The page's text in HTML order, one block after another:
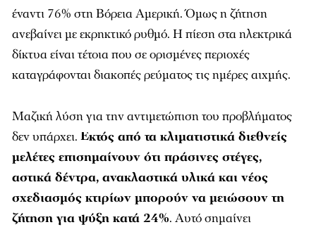
έναντι 76% στη Βόρεια Αμερική. Όμως η ζήτηση
ανεβαίνει με εκρηκτικό ρυθμό. Η πίεση στα ηλεκτρικά
δίκτυα είναι τέτοια που σε ορισμένες περιοχές
καταγράφονται διακοπές ρεύματος τις ημέρες αιχμής.
Μαζική λύση για την αντιμετώπιση του προβλήματος
δεν υπάρχει. Εκτός από τα κλιματιστικά διεθνείς
μελέτες επισημαίνουν ότι πράσινες στέγες,
αστικά δέντρα, ανακλαστικά υλικά και νέος
σχεδιασμός κτιρίων μπορούν να μειώσουν τη
ζήτηση για ψύξη κατά 24%. Αυτό σημαίνει